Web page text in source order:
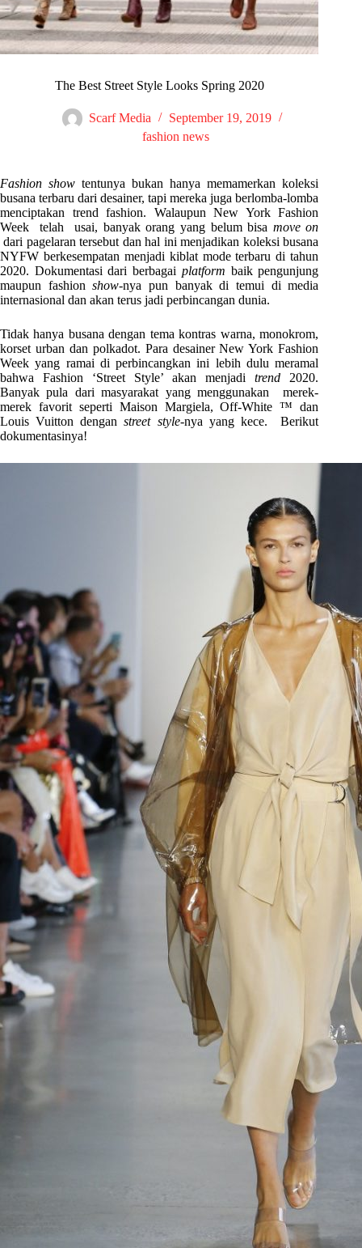
The Best Street Style Looks Spring 2020
Scarf Media
September 19, 2019
fashion news
Fashion show tentunya bukan hanya memamerkan koleksi
busana terbaru dari desainer, tapi mereka juga berlomba-lomba
menciptakan trend fashion. Walaupun New York Fashion
Week telah usai, banyak orang yang belum bisa move on
dari pagelaran tersebut dan hal ini menjadikan koleksi busana
NYFW berkesempatan menjadi kiblat mode terbaru di tahun
2020. Dokumentasi dari berbagai platform baik pengunjung
maupun fashionshow-nya pun banyak di temui di media
internasional dan akan terus jadi perbincangan dunia.
Tidak hanya busana dengan tema kontras warna, monokrom,
korset urban dan polkadot. Para desainer New York Fashion
Week yang ramai di perbincangkan ini lebih dulu meramal
bahwa Fashion ‘Street Style’ akan menjaditrend 2020.
Banyak pula dari masyarakat yang menggunakan merek-
merek favorit seperti Maison Margiela, Off-White ™ dan
Louis Vuitton denganstreet style-nya yang kece. Berikut
dokumentasinya!